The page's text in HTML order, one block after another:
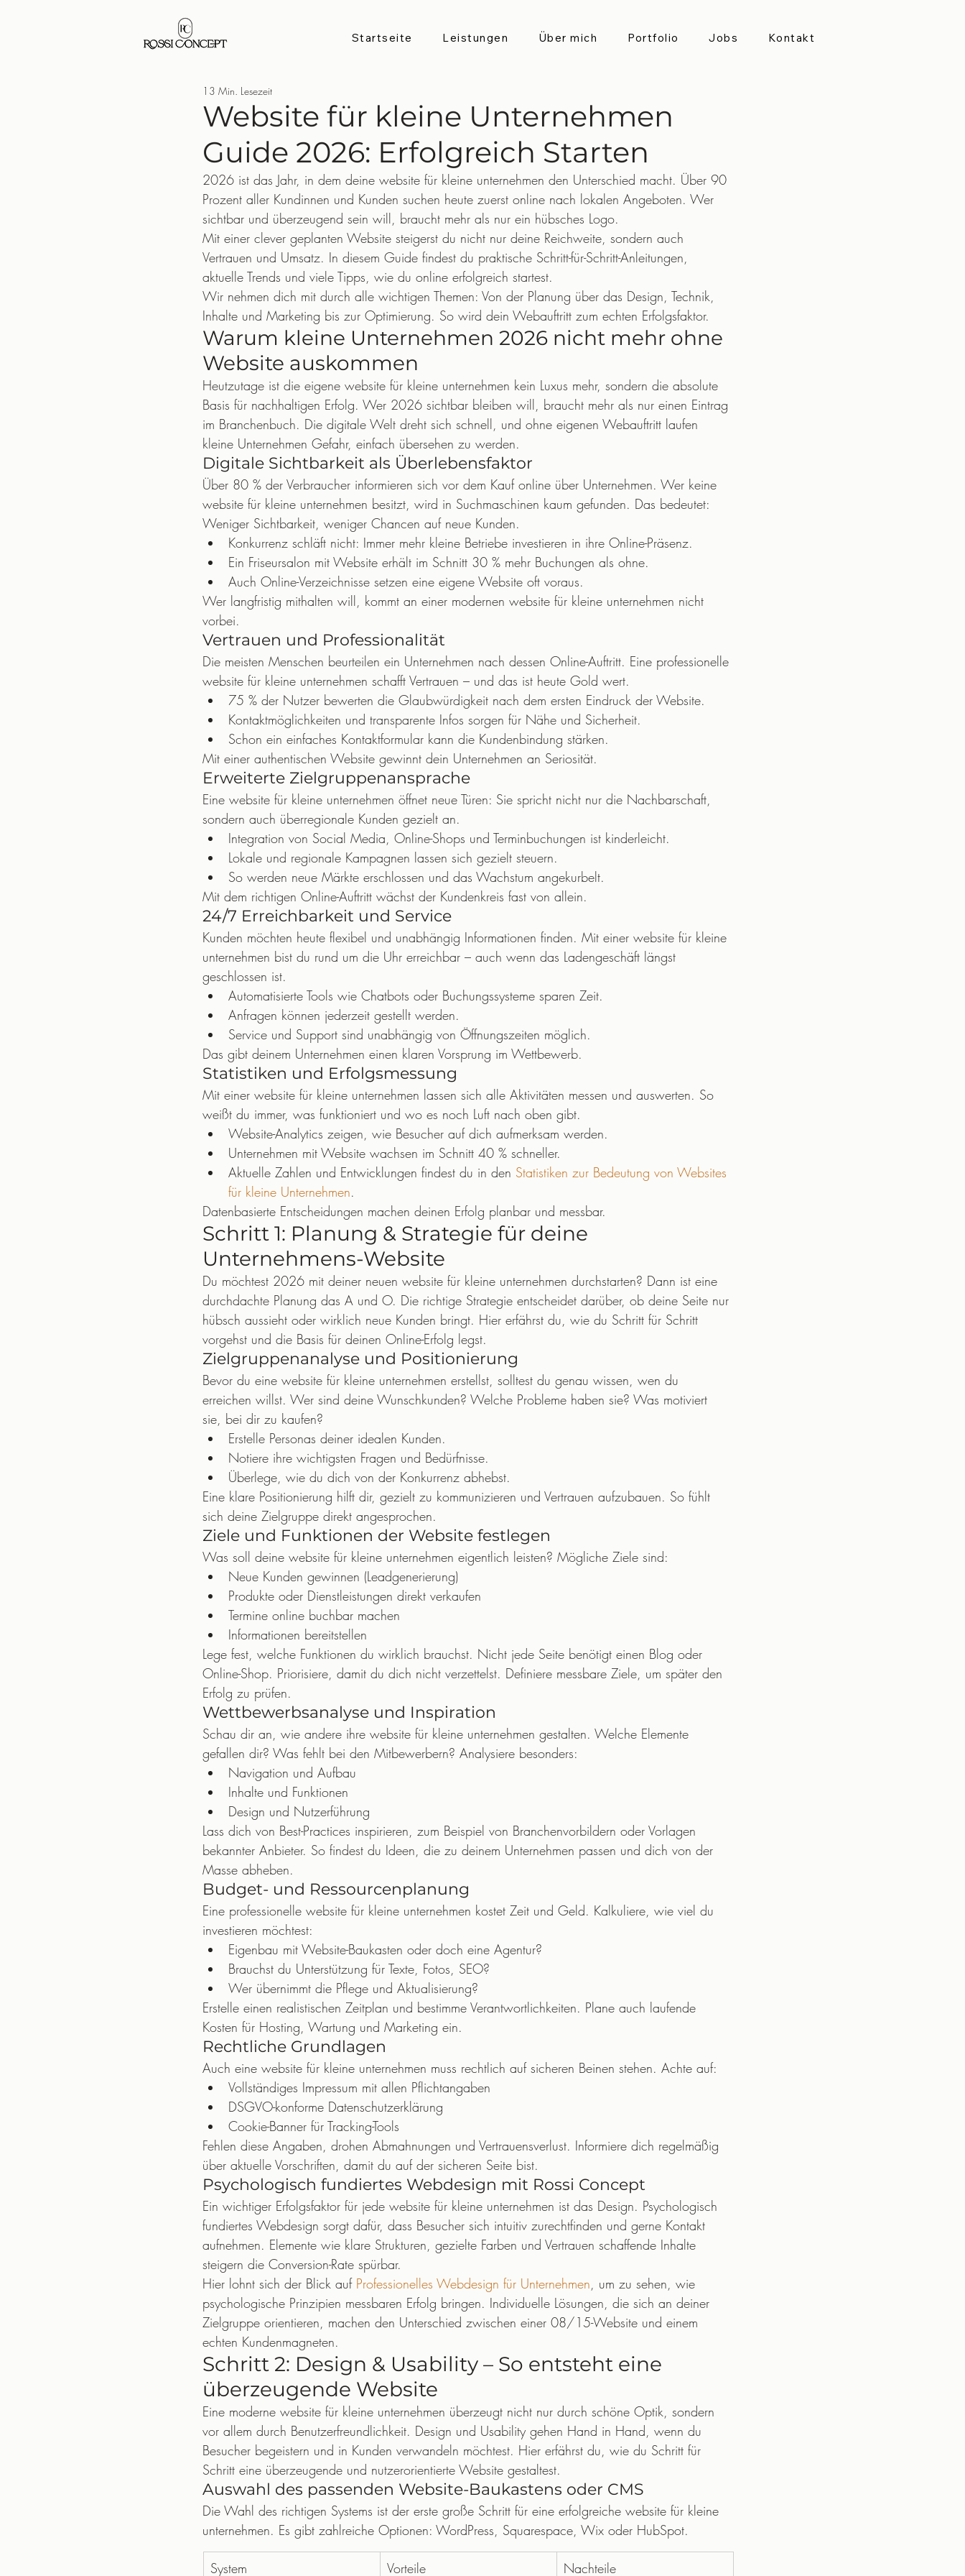
Startseite Leistungen Über mich Portfolio Jobs Kontakt
Website für kleine Unternehmen
Guide 2026: Erfolgreich Starten
13 Min. Lesezeit
2026 ist das Jahr, in dem deine website für kleine unternehmen den Unterschied macht. Über 90
Prozent aller Kundinnen und Kunden suchen heute zuerst online nach lokalen Angeboten. Wer
sichtbar und überzeugend sein will, braucht mehr als nur ein hübsches Logo.
Mit einer clever geplanten Website steigerst du nicht nur deine Reichweite, sondern auch
Vertrauen und Umsatz. In diesem Guide findest du praktische Schritt-für-Schritt-Anleitungen,
aktuelle Trends und viele Tipps, wie du online erfolgreich startest.
Wir nehmen dich mit durch alle wichtigen Themen: Von der Planung über das Design, Technik,
Inhalte und Marketing bis zur Optimierung. So wird dein Webauftritt zum echten Erfolgsfaktor.
Warum kleine Unternehmen 2026 nicht mehr ohne
Website auskommen
Heutzutage ist die eigene website für kleine unternehmen kein Luxus mehr, sondern die absolute
Basis für nachhaltigen Erfolg. Wer 2026 sichtbar bleiben will, braucht mehr als nur einen Eintrag
im Branchenbuch. Die digitale Welt dreht sich schnell, und ohne eigenen Webauftritt laufen
kleine Unternehmen Gefahr, einfach übersehen zu werden.
Digitale Sichtbarkeit als Überlebensfaktor
Über 80 % der Verbraucher informieren sich vor dem Kauf online über Unternehmen. Wer keine
website für kleine unternehmen besitzt, wird in Suchmaschinen kaum gefunden. Das bedeutet:
Weniger Sichtbarkeit, weniger Chancen auf neue Kunden.
Konkurrenz schläft nicht: Immer mehr kleine Betriebe investieren in ihre Online-Präsenz.
Ein Friseursalon mit Website erhält im Schnitt 30 % mehr Buchungen als ohne.
Auch Online-Verzeichnisse setzen eine eigene Website oft voraus.
Wer langfristig mithalten will, kommt an einer modernen website für kleine unternehmen nicht
vorbei.
Vertrauen und Professionalität
Die meisten Menschen beurteilen ein Unternehmen nach dessen Online-Auftritt. Eine professionelle
website für kleine unternehmen schafft Vertrauen – und das ist heute Gold wert.
75 % der Nutzer bewerten die Glaubwürdigkeit nach dem ersten Eindruck der Website.
Kontaktmöglichkeiten und transparente Infos sorgen für Nähe und Sicherheit.
Schon ein einfaches Kontaktformular kann die Kundenbindung stärken.
Mit einer authentischen Website gewinnt dein Unternehmen an Seriosität.
Erweiterte Zielgruppenansprache
Eine website für kleine unternehmen öffnet neue Türen: Sie spricht nicht nur die Nachbarschaft,
sondern auch überregionale Kunden gezielt an.
Integration von Social Media, Online-Shops und Terminbuchungen ist kinderleicht.
Lokale und regionale Kampagnen lassen sich gezielt steuern.
So werden neue Märkte erschlossen und das Wachstum angekurbelt.
Mit dem richtigen Online-Auftritt wächst der Kundenkreis fast von allein.
24/7 Erreichbarkeit und Service
Kunden möchten heute flexibel und unabhängig Informationen finden. Mit einer website für kleine
unternehmen bist du rund um die Uhr erreichbar – auch wenn das Ladengeschäft längst
geschlossen ist.
Automatisierte Tools wie Chatbots oder Buchungssysteme sparen Zeit.
Anfragen können jederzeit gestellt werden.
Service und Support sind unabhängig von Öffnungszeiten möglich.
Das gibt deinem Unternehmen einen klaren Vorsprung im Wettbewerb.
Statistiken und Erfolgsmessung
Mit einer website für kleine unternehmen lassen sich alle Aktivitäten messen und auswerten. So
weißt du immer, was funktioniert und wo es noch Luft nach oben gibt.
Website-Analytics zeigen, wie Besucher auf dich aufmerksam werden.
Unternehmen mit Website wachsen im Schnitt 40 % schneller.
Aktuelle Zahlen und Entwicklungen findest du in den Statistiken zur Bedeutung von Websites
für kleine Unternehmen.
Datenbasierte Entscheidungen machen deinen Erfolg planbar und messbar.
Schritt 1: Planung & Strategie für deine
Unternehmens-Website
Du möchtest 2026 mit deiner neuen website für kleine unternehmen durchstarten? Dann ist eine
durchdachte Planung das A und O. Die richtige Strategie entscheidet darüber, ob deine Seite nur
hübsch aussieht oder wirklich neue Kunden bringt. Hier erfährst du, wie du Schritt für Schritt
vorgehst und die Basis für deinen Online-Erfolg legst.
Zielgruppenanalyse und Positionierung
Bevor du eine website für kleine unternehmen erstellst, solltest du genau wissen, wen du
erreichen willst. Wer sind deine Wunschkunden? Welche Probleme haben sie? Was motiviert
sie, bei dir zu kaufen?
Erstelle Personas deiner idealen Kunden.
Notiere ihre wichtigsten Fragen und Bedürfnisse.
Überlege, wie du dich von der Konkurrenz abhebst.
Eine klare Positionierung hilft dir, gezielt zu kommunizieren und Vertrauen aufzubauen. So fühlt
sich deine Zielgruppe direkt angesprochen.
Ziele und Funktionen der Website festlegen
Was soll deine website für kleine unternehmen eigentlich leisten? Mögliche Ziele sind:
Neue Kunden gewinnen (Leadgenerierung)
Produkte oder Dienstleistungen direkt verkaufen
Termine online buchbar machen
Informationen bereitstellen
Lege fest, welche Funktionen du wirklich brauchst. Nicht jede Seite benötigt einen Blog oder
Online-Shop. Priorisiere, damit du dich nicht verzettelst. Definiere messbare Ziele, um später den
Erfolg zu prüfen.
Wettbewerbsanalyse und Inspiration
Schau dir an, wie andere ihre website für kleine unternehmen gestalten. Welche Elemente
gefallen dir? Was fehlt bei den Mitbewerbern? Analysiere besonders:
Navigation und Aufbau
Inhalte und Funktionen
Design und Nutzerführung
Lass dich von Best-Practices inspirieren, zum Beispiel von Branchenvorbildern oder Vorlagen
bekannter Anbieter. So findest du Ideen, die zu deinem Unternehmen passen und dich von der
Masse abheben.
Budget- und Ressourcenplanung
Eine professionelle website für kleine unternehmen kostet Zeit und Geld. Kalkuliere, wie viel du
investieren möchtest:
Eigenbau mit Website-Baukasten oder doch eine Agentur?
Brauchst du Unterstützung für Texte, Fotos, SEO?
Wer übernimmt die Pflege und Aktualisierung?
Erstelle einen realistischen Zeitplan und bestimme Verantwortlichkeiten. Plane auch laufende
Kosten für Hosting, Wartung und Marketing ein.
Rechtliche Grundlagen
Auch eine website für kleine unternehmen muss rechtlich auf sicheren Beinen stehen. Achte auf:
Vollständiges Impressum mit allen Pflichtangaben
DSGVO-konforme Datenschutzerklärung
Cookie-Banner für Tracking-Tools
Fehlen diese Angaben, drohen Abmahnungen und Vertrauensverlust. Informiere dich regelmäßig
über aktuelle Vorschriften, damit du auf der sicheren Seite bist.
Psychologisch fundiertes Webdesign mit Rossi Concept
Ein wichtiger Erfolgsfaktor für jede website für kleine unternehmen ist das Design. Psychologisch
fundiertes Webdesign sorgt dafür, dass Besucher sich intuitiv zurechtfinden und gerne Kontakt
aufnehmen. Elemente wie klare Strukturen, gezielte Farben und Vertrauen schaffende Inhalte
steigern die Conversion-Rate spürbar.
Hier lohnt sich der Blick auf Professionelles Webdesign für Unternehmen, um zu sehen, wie
psychologische Prinzipien messbaren Erfolg bringen. Individuelle Lösungen, die sich an deiner
Zielgruppe orientieren, machen den Unterschied zwischen einer 08/15-Website und einem
echten Kundenmagneten.
Schritt 2: Design & Usability – So entsteht eine
überzeugende Website
Eine moderne website für kleine unternehmen überzeugt nicht nur durch schöne Optik, sondern
vor allem durch Benutzerfreundlichkeit. Design und Usability gehen Hand in Hand, wenn du
Besucher begeistern und in Kunden verwandeln möchtest. Hier erfährst du, wie du Schritt für
Schritt eine überzeugende und nutzerorientierte Website gestaltest.
Auswahl des passenden Website-Baukastens oder CMS
Die Wahl des richtigen Systems ist der erste große Schritt für eine erfolgreiche website für kleine
unternehmen. Es gibt zahlreiche Optionen: WordPress, Squarespace, Wix oder HubSpot.
System Vorteile Nachteile